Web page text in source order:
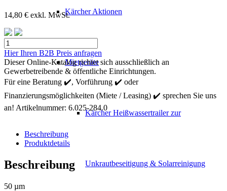
Kärcher Aktionen
Mietgeräte
Kärcher Heißwassertrailer zur
Unkrautbeseitigung & Solarreinigung
14,80 € exkl. MwSt.
Kärcher
Filtereinsatz
50µ
Menge
Hier Ihren B2B Preis anfragen
Dieser Online-Katalog richtet sich ausschließlich an
Gewerbetreibende & öffentliche Einrichtungen.
Für eine Beratung ✔️, Vorführung ✔️ oder
Finanzierungsmöglichkeiten (Miete / Leasing) ✔️ sprechen Sie uns
an! Artikelnummer: 6.025-284.0
Beschreibung
Produktdetails
Beschreibung
50 µm